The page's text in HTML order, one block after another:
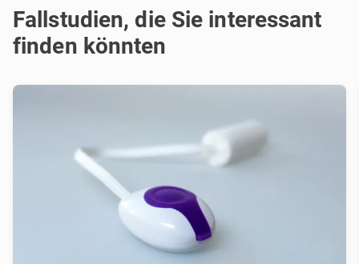
Fallstudien, die Sie interessant
finden könnten